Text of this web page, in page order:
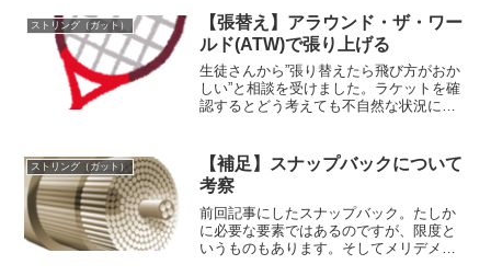
ストリング（ガット）
【張替え】アラウンド・ザ・ワー
ルド(ATW)で張り上げる
生徒さんから”張り替えたら飛び方がおか
しい”と相談を受けました。ラケットを確
認するとどう考えても不自然な状況にな
奮闘してみました！
ストリング（ガット）
【補足】スナップバックについて
考察
前回記事にしたスナップバック。たしか
に必要な要素ではあるのですが、限度と
いうものもあります。そしてメリデメが